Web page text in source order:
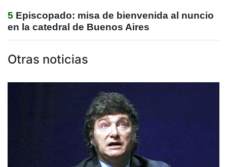
5 Episcopado: misa de bienvenida al nuncio
en la catedral de Buenos Aires
Otras noticias